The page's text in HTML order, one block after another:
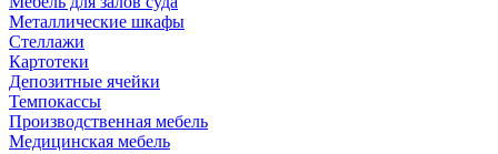
Металлические шкафы
Стеллажи
Картотеки
Депозитные ячейки
Темпокассы
Производственная мебель
Медицинская мебель